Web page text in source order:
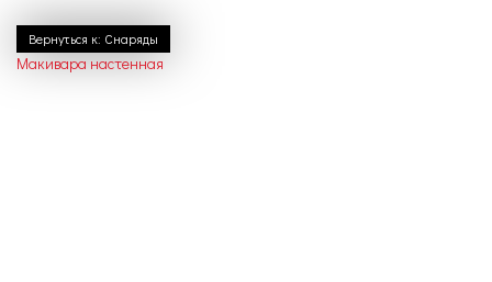
Вернуться к: Снаряды
Макивара настенная